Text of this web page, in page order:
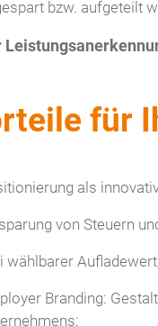
bzw. aufgeteilt
für
als
von Steuern
wählbarer
Branding: